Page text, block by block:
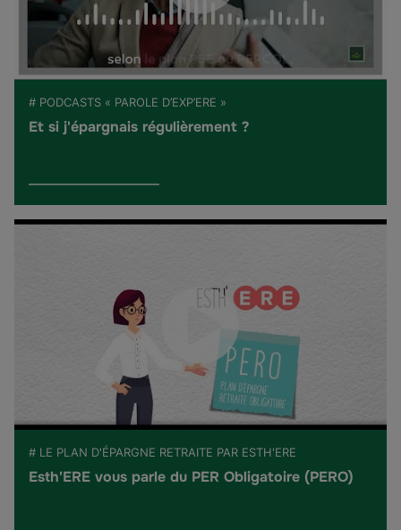
# PODCASTS « PAROLE D’EXP’ERE »
Et si j'épargnais régulièrement ?
# LE PLAN D'ÉPARGNE RETRAITE PAR ESTH'ERE
Esth'ERE vous parle du PER Obligatoire (PERO)